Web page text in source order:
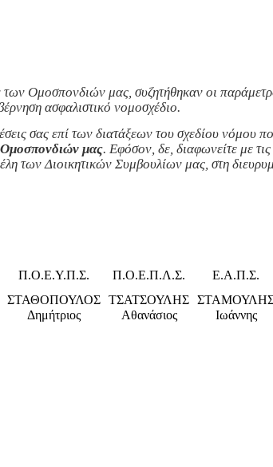
Ομοσπονδιών μας, συζητήθηκαν οι
ασφαλιστικό νομοσχέδιο.
σας επί των διατάξεων του σχεδίου νόμου
μας. Εφόσον, δε, διαφωνείτε με
των Διοικητικών Συμβουλίων μας, στη
Π.Ο.Ε.Υ.Π.Σ. Π.Ο.Ε.Π.Λ.Σ. Ε.Α.Π.Σ.
ΣΤΑΘΟΠΟΥΛΟΣ
Δημήτριος
ΤΣΑΤΣΟΥΛΗΣ
Αθανάσιος
Ιωάννης